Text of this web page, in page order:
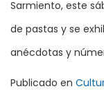
Sarmiento, este
de pastas y se
anécdotas y
Publicado en